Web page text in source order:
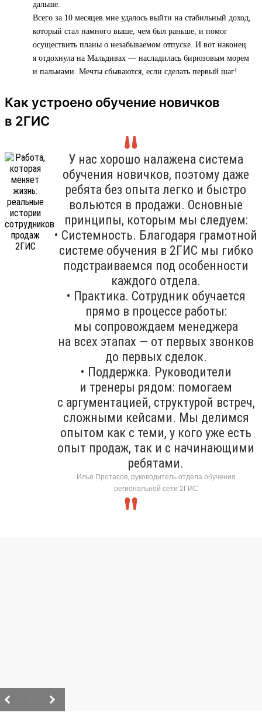
дальше.
Всего за 10 месяцев мне удалось выйти на стабильный доход,
который стал намного выше, чем был раньше, и помог
осуществить планы о незабываемом отпуске. И вот наконец
я отдохнула на Мальдивах — насладилась бирюзовым морем
и пальмами. Мечты сбываются, если сделать первый шаг!
Как устроено обучение новичков
в 2ГИС
У нас хорошо налажена система
обучения новичков, поэтому даже
ребята без опыта легко и быстро
вольются в продажи. Основные
принципы, которым мы следуем:
• Системность. Благодаря грамотной
системе обучения в 2ГИС мы гибко
подстраиваемся под особенности
каждого отдела.
• Практика. Сотрудник обучается
прямо в процессе работы:
мы сопровождаем менеджера
на всех этапах — от первых звонков
до первых сделок.
• Поддержка. Руководители
и тренеры рядом: помогаем
с аргументацией, структурой встреч,
сложными кейсами. Мы делимся
опытом как с теми, у кого уже есть
опыт продаж, так и с начинающими
ребятами.
Илья Протасов, руководитель отдела обучения
региональной сети 2ГИС